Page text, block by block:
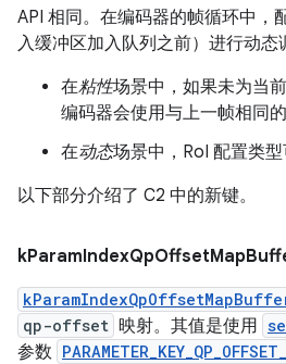
API 相同。在编码器的帧循环中，
入缓冲区加入队列之前）进行动态
在粘性场景中，如果未为当
编码器会使用与上一帧相同的
在动态场景中，RoI 配置类型
以下部分介绍了 C2 中的新键。
kParamIndexQpOffsetMap
qp-offset 映射。其值是使用
参数